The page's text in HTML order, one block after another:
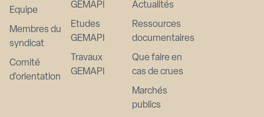
Equipe
Membres du
syndicat
Comité
d’orientation
GEMAPI
Etudes
GEMAPI
Travaux
GEMAPI
Actualités
Ressources
documentaires
Que faire en
cas de crues
Marchés
publics